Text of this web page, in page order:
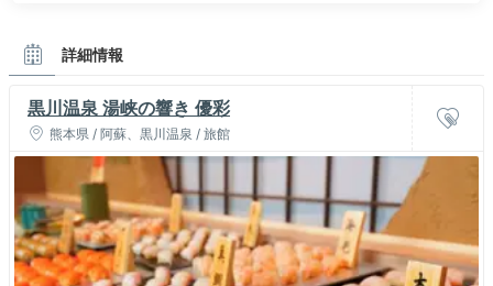
詳細情報
黒川温泉 湯峡の響き 優彩
熊本県 / 阿蘇、黒川温泉 / 旅館